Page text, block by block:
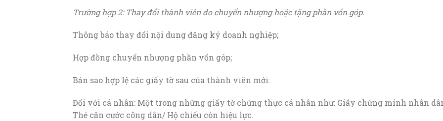
Trường hợp 2: Thay đổi thành viên do chuyển nhượng hoặc tặng phần vốn góp.
Thông báo thay đổi nội dung đăng ký doanh nghiệp;
Hợp đồng chuyển nhượng phần vốn góp;
Bản sao hợp lệ các giấy tờ sau của thành viên mới:
Đối với cá nhân: Một trong những giấy tờ chứng thực cá nhân như: Giấy chứng minh nhân
Thẻ căn cước công dân/ Hộ chiếu còn hiệu lực.